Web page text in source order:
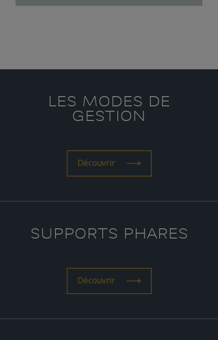
LES MODES DE
GESTION
Découvrir
SUPPORTS PHARES
Découvrir